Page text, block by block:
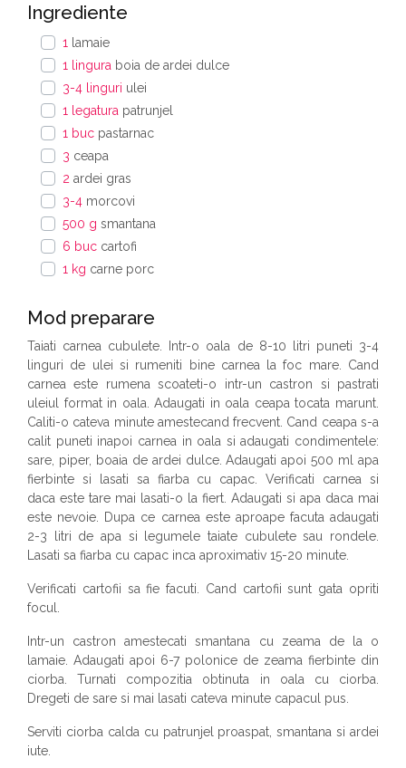
Ingrediente
1
lamaie
1 lingura boia de ardei dulce
3-4 linguri ulei
1 legatura patrunjel
1 buc pastarnac
3 ceapa
2 ardei gras
3-4 morcovi
500 g smantana
6 buc cartofi
1 kg carne porc
Mod preparare
Taiati carnea cubulete. Intr-o oala de 8-10 litri puneti 3-4
linguri de ulei si rumeniti bine carnea la foc mare. Cand
carnea este rumena scoateti-o intr-un castron si pastrati
uleiul format in oala. Adaugati in oala ceapa tocata marunt.
Caliti-o cateva minute amestecand frecvent. Cand ceapa s-a
calit puneti inapoi carnea in oala si adaugati condimentele:
sare, piper, boaia de ardei dulce. Adaugati apoi 500 ml apa
fierbinte si lasati sa fiarba cu capac. Verificati carnea si
daca este tare mai lasati-o la fiert. Adaugati si apa daca mai
este nevoie. Dupa ce carnea este aproape facuta adaugati
2-3 litri de apa si legumele taiate cubulete sau rondele.
Lasati sa fiarba cu capac inca aproximativ 15-20 minute.
Verificati cartofii sa fie facuti. Cand cartofii sunt gata opriti
focul.
Intr-un castron amestecati smantana cu zeama de la o
lamaie. Adaugati apoi 6-7 polonice de zeama fierbinte din
ciorba. Turnati compozitia obtinuta in oala cu ciorba.
Dregeti de sare si mai lasati cateva minute capacul pus.
Serviti ciorba calda cu patrunjel proaspat, smantana si ardei
iute.